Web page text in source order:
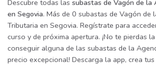
Descubre todas las subastas de Vagón de la
en Segovia. Más de 0 subastas de Vagón de
Tributaria en Segovia. Regístrate para
curso y de próxima apertura. ¡No te pierdas
conseguir alguna de las subastas de la
precio excepcional! Descarga la app, crea